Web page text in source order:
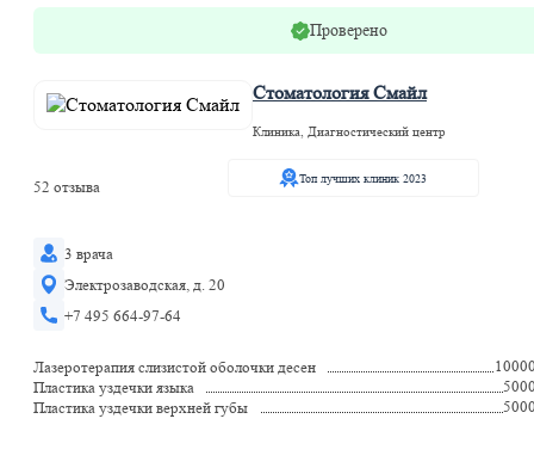
Проверено
Стоматология Смайл
Клиника, Диагностический центр
52 отзыва
Топ лучших клиник 2023
3 врача
Электрозаводская, д. 20
+7 495 664-97-64
Лазеротерапия слизистой оболочки десен
Пластика уздечки языка
Пластика уздечки верхней губы